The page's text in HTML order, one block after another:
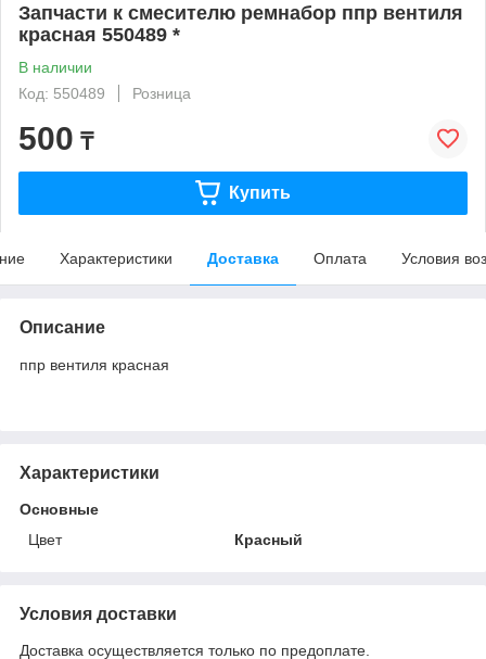
Запчасти к смесителю ремнабор ппр вентиля
красная 550489 *
В наличии
Код: 550489
Розница
500 ₸
Купить
Характеристики Доставка Оплата Условия
Описание
ппр вентиля красная
Характеристики
Основные
Цвет
Красный
Условия доставки
Доставка осуществляется только по предоплате.